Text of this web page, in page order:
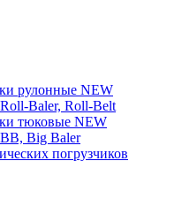
рулонные NEW
Baler, Roll-Belt
тюковые NEW
Big Baler
погрузчиков